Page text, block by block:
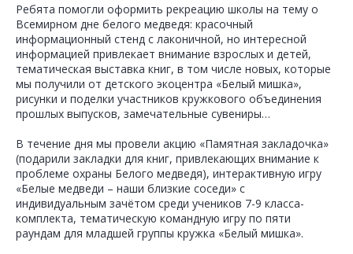
Ребята помогли оформить рекреацию школы на тему о
Всемирном дне белого медведя: красочный
информационный стенд с лаконичной, но интересной
информацией привлекает внимание взрослых и детей,
тематическая выставка книг, в том числе новых, которые
мы получили от детского экоцентра «Белый мишка»,
рисунки и поделки участников кружкового объединения
прошлых выпусков, замечательные сувениры…
В течение дня мы провели акцию «Памятная закладочка»
(подарили закладки для книг, привлекающих внимание к
проблеме охраны Белого медведя), интерактивную игру
«Белые медведи – наши близкие соседи» с
индивидуальным зачётом среди учеников 7-9 класса-
комплекта, тематическую командную игру по пяти
раундам для младшей группы кружка «Белый мишка».